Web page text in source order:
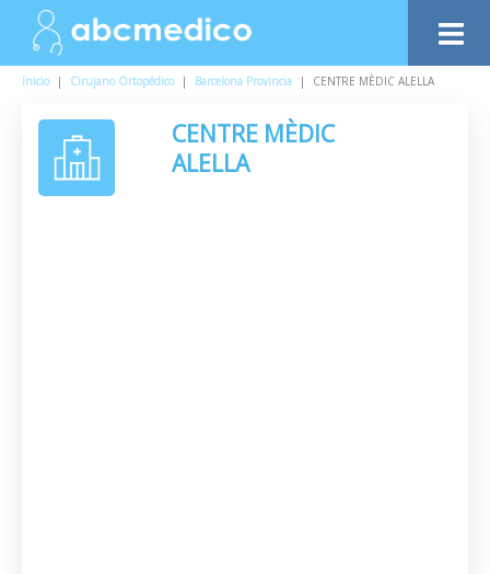
Inicio | Cirujano Ortopédico | Barcelona Provincia | CENTRE MÈDIC ALELLA
CENTRE MÈDIC
ALELLA